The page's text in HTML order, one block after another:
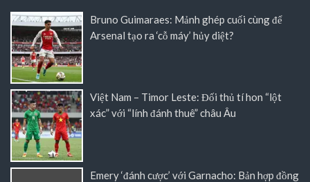
Bruno Guimaraes: Mảnh ghép cuối cùng để
Arsenal tạo ra ‘cỗ máy’ hủy diệt?
Việt Nam – Timor Leste: Đối thủ tí hon “lột
xác” với “lính đánh thuê” châu Âu
Emery ‘đánh cược’ với Garnacho: Bản hợp đồng